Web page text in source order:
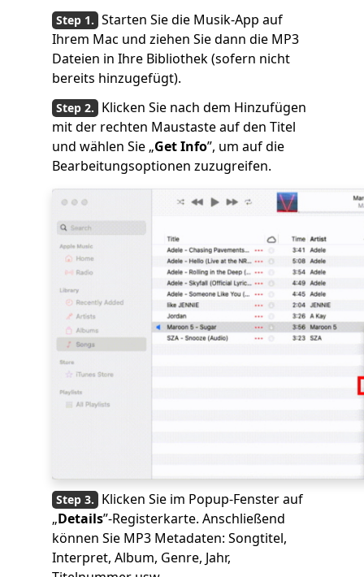
Starten Sie die Musik-App auf
Ihrem Mac und ziehen Sie dann die MP3
Dateien in Ihre Bibliothek (sofern nicht
bereits hinzugefügt).
Klicken Sie nach dem Hinzufügen
mit der rechten Maustaste auf den Titel
und wählen Sie „Get Info”, um auf die
Bearbeitungsoptionen zuzugreifen.
Klicken Sie im Popup-Fenster auf
„Details”-Registerkarte. Anschließend
können Sie MP3 Metadaten: Songtitel,
Interpret, Album, Genre, Jahr,